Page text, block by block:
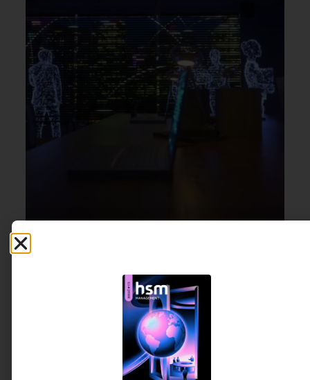
TECNOLOGIA & INTELIGENCIA
ARTIFICIAL
Shadow AI: a transformação que está
acontecendo fora do radar das empresas
A inteligência artificial deixou de ser um projeto
da área de tecnologia e passou a fazer parte da
rotina de todas as áreas da empresa. O
problema é que, em muitos casos, sua adoção
avança mais rápido do que os mecanismos de